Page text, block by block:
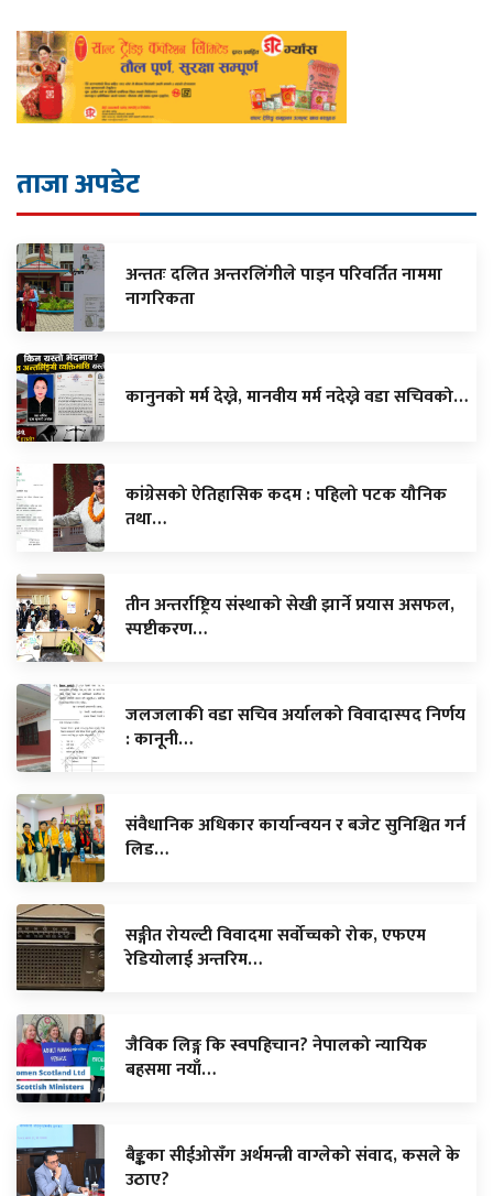
ताजा अपडेट
अन्ततः दलित अन्तरलिंगीले पाइन परिवर्तित नाममा
नागरिकता
कानुनको मर्म देख्ने, मानवीय मर्म नदेख्ने वडा सचिवको…
कांग्रेसको ऐतिहासिक कदम : पहिलो पटक यौनिक
तथा…
तीन अन्तर्राष्ट्रिय संस्थाको सेखी झार्ने प्रयास असफल,
स्पष्टीकरण…
जलजलाकी वडा सचिव अर्यालको विवादास्पद निर्णय
: कानूनी…
संवैधानिक अधिकार कार्यान्वयन र बजेट सुनिश्चित गर्न
लिड…
सङ्गीत रोयल्टी विवादमा सर्वोच्चको रोक, एफएम
रेडियोलाई अन्तरिम…
जैविक लिङ्ग कि स्वपहिचान? नेपालको न्यायिक
बहसमा नयाँ…
बैङ्कका सीईओसँग अर्थमन्त्री वाग्लेको संवाद, कसले के
उठाए?